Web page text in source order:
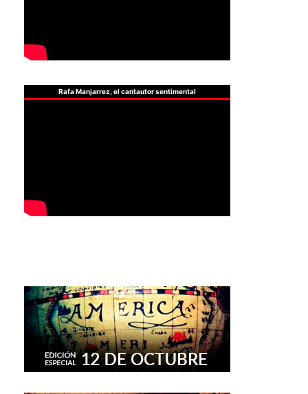
Rafa Manjarrez, el cantautor sentimental